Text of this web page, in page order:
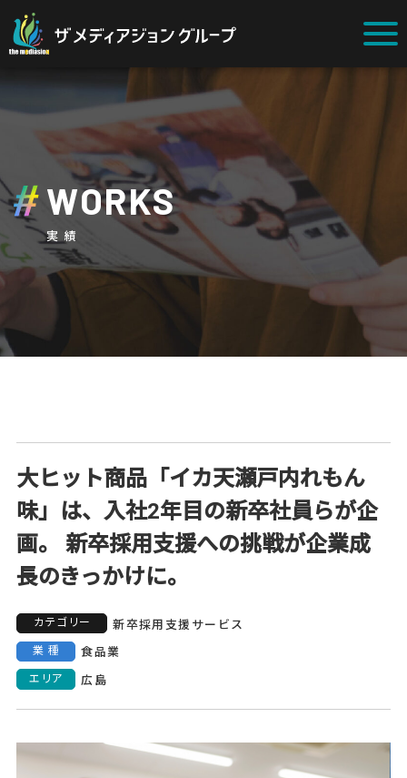
WORKS
実績
大ヒット商品「イカ天瀬戸内れもん
味」は、入社2年目の新卒社員らが企
画。 新卒採用支援への挑戦が企業成
長のきっかけに。
カテゴリー 新卒採用支援サービス
業種 食品業
エリア 広島